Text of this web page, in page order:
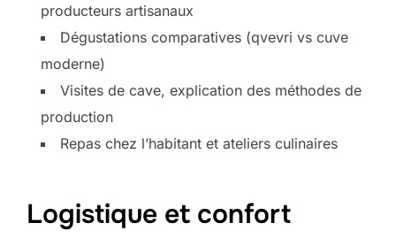
producteurs artisanaux
Dégustations comparatives (qvevri vs cuve
moderne)
Visites de cave, explication des méthodes de
production
Repas chez l’habitant et ateliers culinaires
Logistique et confort